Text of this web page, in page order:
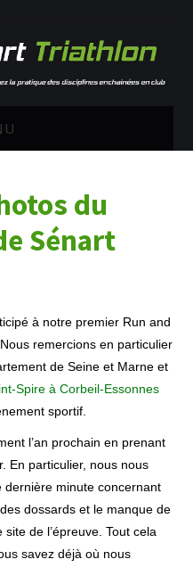
du
Sénart
à notre premier Run and
remercions en particulier
de Seine et Marne et
Spire à Corbeil-Essonnes
sportif.
l’an prochain en prenant
En particulier, nous nous
minute concernant
dossards et le manque de
de l’épreuve. Tout cela
savez déjà où nous